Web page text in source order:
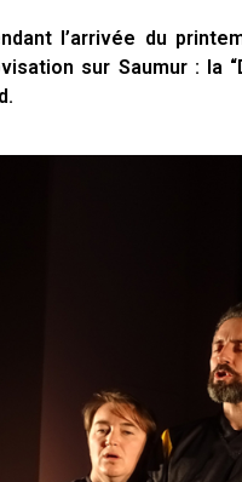
l’arrivée du
sur Saumur : la